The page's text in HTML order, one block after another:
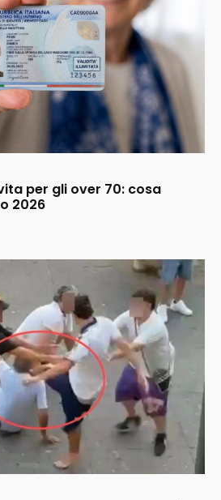
per gli over 70: cosa
2026